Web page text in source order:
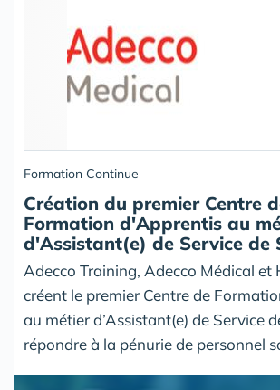
Formation Continue
Création du premier Centre
Formation d'Apprentis au
d'Assistant(e) de Service de
Adecco Training, Adecco Médical et
créent le premier Centre de
au métier d’Assistant(e) de Service
répondre à la pénurie de personnel